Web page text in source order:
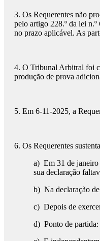
3. Os Requerentes não
pelo artigo 228.º da lei
no prazo aplicável. As
4. O Tribunal Arbitral foi
produção de prova
5. Em 6-11-2025, a
6. Os Requerentes
a) Em 31 de janeiro
sua declaração
b) Na declaração
c) Depois de
d) Ponto de partida: